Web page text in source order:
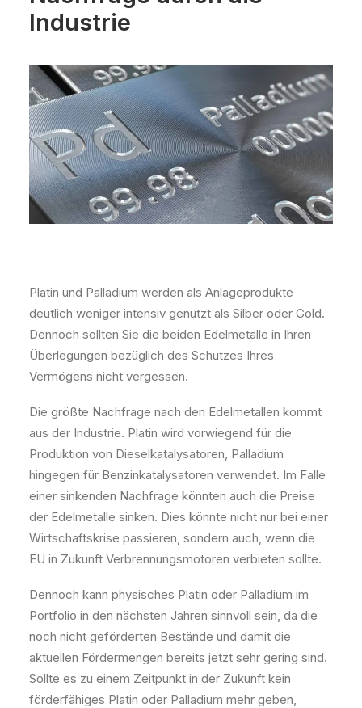
Industrie
Platin und Palladium werden als Anlageprodukte
deutlich weniger intensiv genutzt als Silber oder Gold.
Dennoch sollten Sie die beiden Edelmetalle in Ihren
Überlegungen bezüglich des Schutzes Ihres
Vermögens nicht vergessen.
Die größte Nachfrage nach den Edelmetallen kommt
aus der Industrie. Platin wird vorwiegend für die
Produktion von Dieselkatalysatoren, Palladium
hingegen für Benzinkatalysatoren verwendet. Im Falle
einer sinkenden Nachfrage könnten auch die Preise
der Edelmetalle sinken. Dies könnte nicht nur bei einer
Wirtschaftskrise passieren, sondern auch, wenn die
EU in Zukunft Verbrennungsmotoren verbieten sollte.
Dennoch kann physisches Platin oder Palladium im
Portfolio in den nächsten Jahren sinnvoll sein, da die
noch nicht geförderten Bestände und damit die
aktuellen Fördermengen bereits jetzt sehr gering sind.
Sollte es zu einem Zeitpunkt in der Zukunft kein
förderfähiges Platin oder Palladium mehr geben,